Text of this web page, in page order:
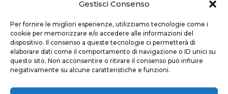
Gestisci Consenso
Per fornire le migliori esperienze, utilizziamo tecnologie come i
cookie per memorizzare e/o accedere alle informazioni del
dispositivo. Il consenso a queste tecnologie ci permetterà di
elaborare dati come il comportamento di navigazione o ID unici su
questo sito. Non acconsentire o ritirare il consenso può influire
negativamente su alcune caratteristiche e funzioni.
Account
Login